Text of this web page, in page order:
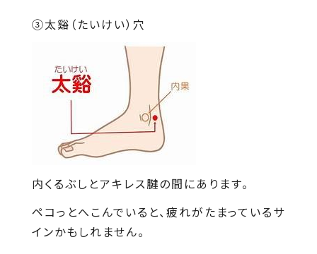
③太谿（たいけい）穴
内くるぶしとアキレス腱の間にあります。
ペコっとへこんでいると、疲れがたまっているサ
インかもしれません。